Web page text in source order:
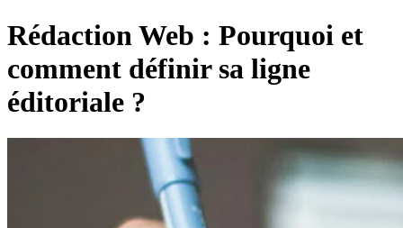
Rédaction Web : Pourquoi et
comment définir sa ligne
éditoriale ?